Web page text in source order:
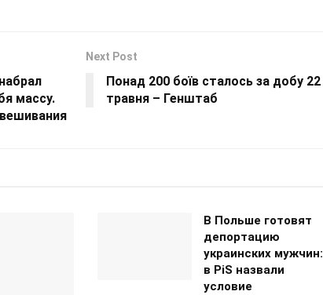
массу.
Next Post
Понад 200 боїв сталось за добу 22
травня – Генштаб
В Польше готовят
депортацию
украинских мужчин:
в PiS назвали
условие